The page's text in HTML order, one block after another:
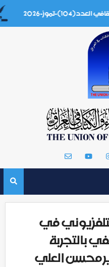
2026
في
بالتجربة
محسن العلي